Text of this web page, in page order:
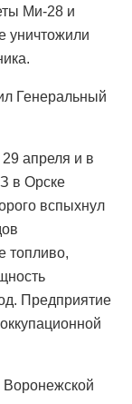
Ми-28 и
уничтожили
Генеральный
апреля и в
в Орске
вспыхнул
топливо,
Предприятие
Воронежской